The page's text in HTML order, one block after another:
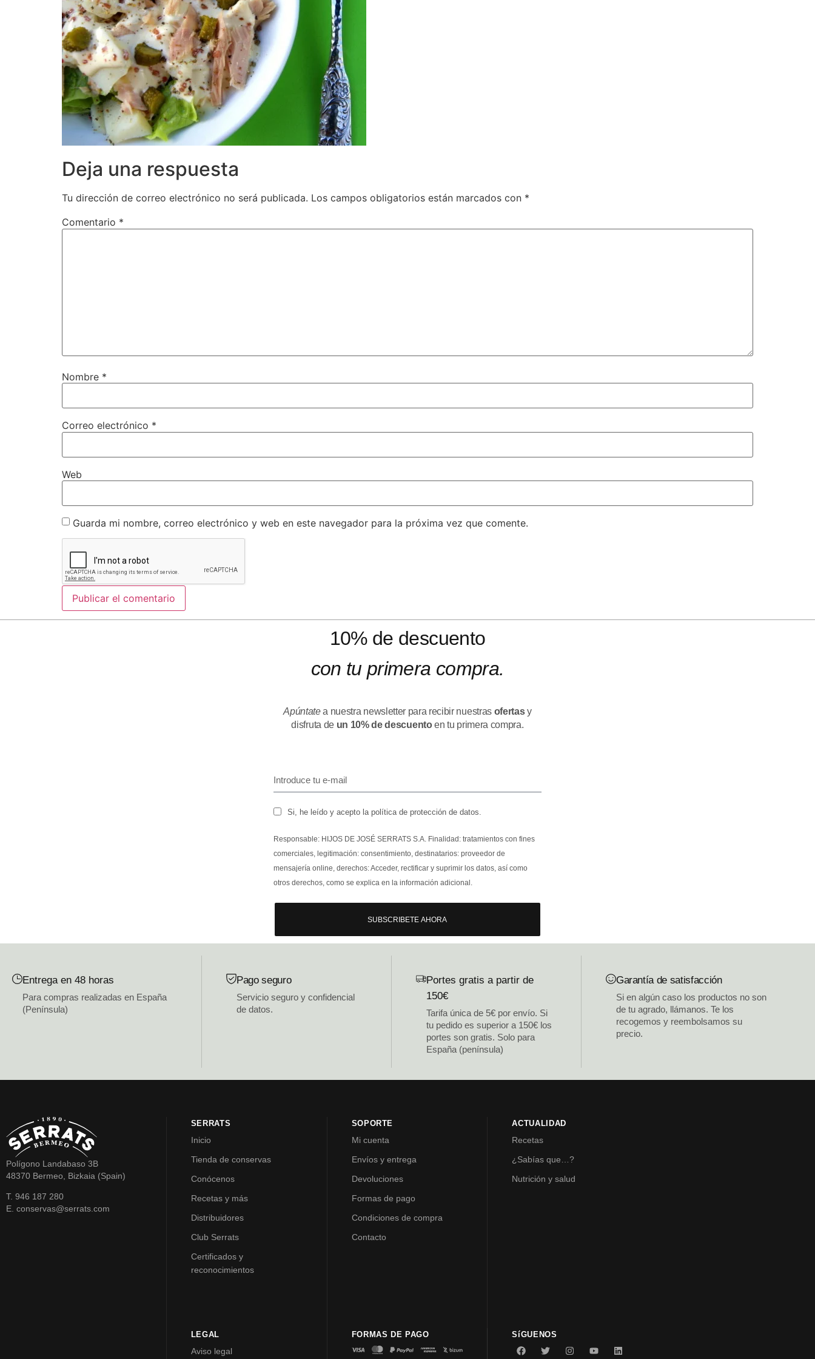
Deja una respuesta
Tu dirección de correo electrónico no será publicada. Los campos obligatorios están marcados con *
Comentario *
Nombre *
Correo electrónico *
Web
Guarda mi nombre, correo electrónico y web en este navegador para la próxima vez que comente.
10% de descuento
con tu primera compra.
Apúntatea nuestra newsletter para recibir nuestras ofertasy
disfruta de un 10% de descuentoen tu primera compra.
Si, he leído y acepto la política de protección de datos.
Responsable: HIJOS DE JOSÉ SERRATS S.A. Finalidad: tratamientos con fines
comerciales, legitimación: consentimiento, destinatarios: proveedor de
mensajería online, derechos: Acceder, rectificar y suprimir los datos, así como
otros derechos, como se explica en la información adicional.
SUBSCRIBETE AHORA
Entrega en 48 horas
Para compras realizadas en España
(Península)
Pago seguro
Servicio seguro y confidencial
de datos.
Portes gratis a partir de
150€
Tarifa única de 5€ por envío. Si
tu pedido es superior a 150€ los
portes son gratis. Solo para
España (península)
Garantía de satisfacción
Si en algún caso los productos no son
de tu agrado, llámanos. Te los
recogemos y reembolsamos su
precio.
Polígono Landabaso 3B
48370 Bermeo, Bizkaia (Spain)
T. 946 187 280
E. conservas@serrats.com
SERRATS
Inicio
Tienda de conservas
Conócenos
Recetas y más
Distribuidores
Club Serrats
Certificados y
reconocimientos
SOPORTE
Mi cuenta
Envíos y entrega
Devoluciones
Formas de pago
Condiciones de compra
Contacto
ACTUALIDAD
Recetas
¿Sabías que…?
Nutrición y salud
LEGAL
Aviso legal
FORMAS DE PAGO SíGUENOS